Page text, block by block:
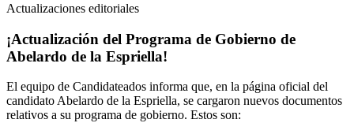
Actualizaciones editoriales
¡Actualización del Programa de Gobierno de
Abelardo de la Espriella!
El equipo de Candidateados informa que, en la página oficial del
candidato Abelardo de la Espriella, se cargaron nuevos documentos
relativos a su programa de gobierno. Estos son: